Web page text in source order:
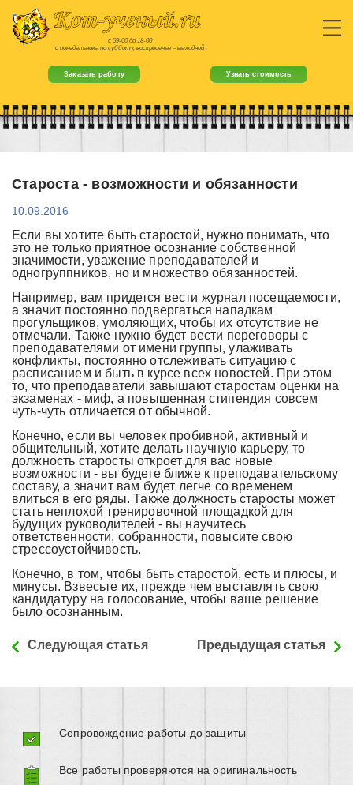
с 09-00 до 18-00
с понедельника по субботу, воскресенье – выходной
Заказать работу Узнать стоимость
Староста - возможности и обязанности
10.09.2016
Если вы хотите быть старостой, нужно понимать, что
это не только приятное осознание собственной
значимости, уважение преподавателей и
одногруппников, но и множество обязанностей.
Например, вам придется вести журнал посещаемости,
а значит постоянно подвергаться нападкам
прогульщиков, умоляющих, чтобы их отсутствие не
отмечали. Также нужно будет вести переговоры с
преподавателями от имени группы, улаживать
конфликты, постоянно отслеживать ситуацию с
расписанием и быть в курсе всех новостей. При этом
то, что преподаватели завышают старостам оценки на
экзаменах - миф, а повышенная стипендия совсем
чуть-чуть отличается от обычной.
Конечно, если вы человек пробивной, активный и
общительный, хотите делать научную карьеру, то
должность старосты откроет для вас новые
возможности - вы будете ближе к преподавательскому
составу, а значит вам будет легче со временем
влиться в его ряды. Также должность старосты может
стать неплохой тренировочной площадкой для
будущих руководителей - вы научитесь
ответственности, собранности, повысите свою
стрессоустойчивость.
Конечно, в том, чтобы быть старостой, есть и плюсы, и
минусы. Взвесьте их, прежде чем выставлять свою
кандидатуру на голосование, чтобы ваше решение
было осознанным.
Следующая статья Предыдущая статья
Сопровождение работы до защиты
Все работы проверяются на оригинальность